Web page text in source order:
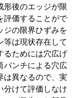
形後のエッジが限
評価することがで
ジの限界ひずみを
等は現状存在して
るためには穴広げ
パンチによる穴広
は異なるので、実
分けて評価しなけ